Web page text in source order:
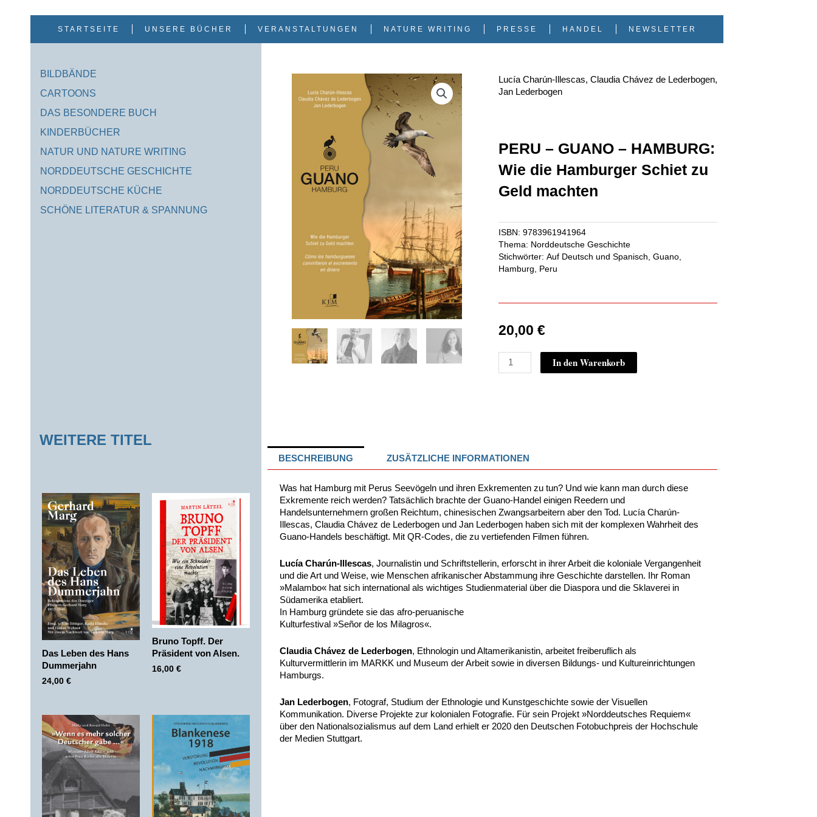
Inhalt
springenSTARTSEITE UNSERE BÜCHER VERANSTALTUNGEN NATURE WRITING PRESSE HANDEL NEWSLETTER
BILDBÄNDE
CARTOONS
DAS BESONDERE BUCH
KINDERBÜCHER
NATUR UND NATURE WRITING
NORDDEUTSCHE GESCHICHTE
NORDDEUTSCHE KÜCHE
SCHÖNE LITERATUR & SPANNUNG
Lucía Charún-Illescas, Claudia Chávez de Lederbogen,
Jan Lederbogen
PERU – GUANO – HAMBURG:
Wie die Hamburger Schiet zu
Geld machten
ISBN: 9783961941964
Thema: Norddeutsche Geschichte
Stichwörter: Auf Deutsch und Spanisch Guano,
Hamburg
Peru
20,00 €
PERU
Schiet
machten
Menge
In den Warenkorb
WEITERE TITEL
Das Leben des Hans
Dummerjahn
24,00 €
Bruno Topff. Der
Präsident von Alsen.
16,00 €
BESCHREIBUNG ZUSÄTZLICHE INFORMATIONEN
Was hat Hamburg mit Perus Seevögeln und ihren Exkrementen zu tun? Und wie kann man durch diese
Exkremente reich werden? Tatsächlich brachte der Guano-Handel einigen Reedern und
Handelsunternehmern großen Reichtum, chinesischen Zwangsarbeitern aber den Tod. Lucía Charún-
Illescas, Claudia Chávez de Lederbogen und Jan Lederbogen haben sich mit der komplexen Wahrheit des
Guano-Handels beschäftigt. Mit QR-Codes, die zu vertiefenden Filmen führen.
Lucía Charún-Illescas, Journalistin und Schriftstellerin, erforscht in ihrer Arbeit die koloniale Vergangenheit
und die Art und Weise, wie Menschen afrikanischer Abstammung ihre Geschichte darstellen. Ihr Roman
»Malambo« hat sich international als wichtiges Studienmaterial über die Diaspora und die Sklaverei in
Südamerika etabliert.
In Hamburg gründete sie das afro-peruanische
Kulturfestival »Señor de los Milagros«.
Claudia Chávez de Lederbogen, Ethnologin und Altamerikanistin, arbeitet freiberuflich als
Kulturvermittlerin im MARKK und Museum der Arbeit sowie in diversen Bildungs- und Kultureinrichtungen
Hamburgs.
Jan Lederbogen, Fotograf, Studium der Ethnologie und Kunstgeschichte sowie der Visuellen
Kommunikation. Diverse Projekte zur kolonialen Fotografie. Für sein Projekt »Norddeutsches Requiem«
über den Nationalsozialismus auf dem Land erhielt er 2020 den Deutschen Fotobuchpreis der Hochschule
der Medien Stuttgart.